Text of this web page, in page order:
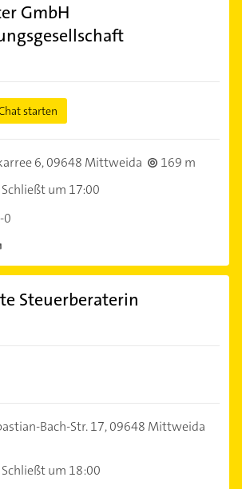
GmbH
starten
6,09648 Mittweida
169 m
Schließt um 17:00
0
Steuerberaterin
Bach-Str. 17,09648 Mittweida
Schließt um 18:00